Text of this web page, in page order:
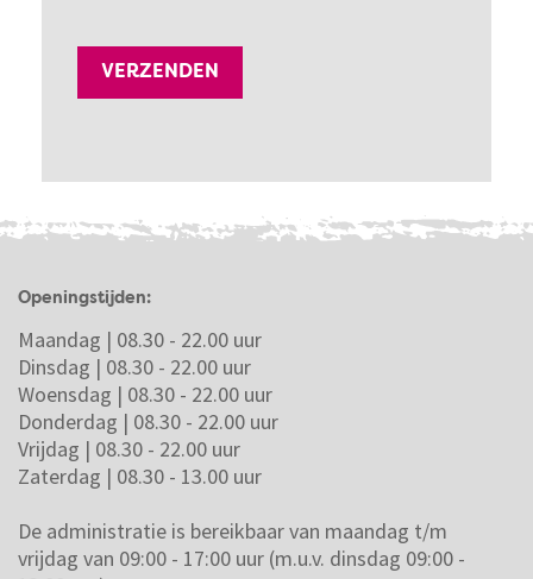
Openingstijden:
Maandag | 08.30 - 22.00 uur
Dinsdag | 08.30 - 22.00 uur
Woensdag | 08.30 - 22.00 uur
Donderdag | 08.30 - 22.00 uur
Vrijdag | 08.30 - 22.00 uur
Zaterdag | 08.30 - 13.00 uur
De administratie is bereikbaar van maandag t/m
vrijdag van 09:00 - 17:00 uur (m.u.v. dinsdag 09:00 -